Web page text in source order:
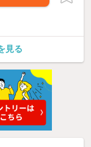
見る